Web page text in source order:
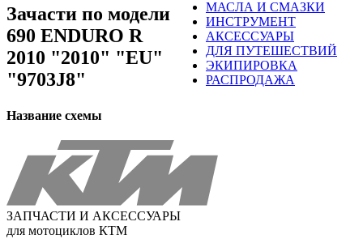
МАСЛА И СМАЗКИ
ИНСТРУМЕНТ
АКСЕССУАРЫ
ДЛЯ ПУТЕШЕСТВИЙ
ЭКИПИРОВКА
РАСПРОДАЖА
Зачасти по модели
690 ENDURO R
2010 "2010" "EU"
"9703J8"
Название схемы
ЗАПЧАСТИ И АКСЕССУАРЫ
для мотоциклов КТМ